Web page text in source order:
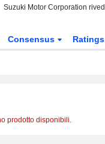
Consensus Ratings
prodotto disponibili.